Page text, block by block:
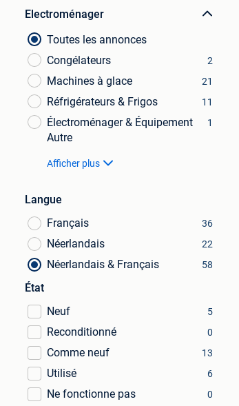
Electroménager
Toutes les annonces
Congélateurs
2
Machines à glace 21
Réfrigérateurs & Frigos 11
Électroménager & Équipement
Autre
1
Afficher plus
Langue
Français
36
Néerlandais 22
Néerlandais & Français 58
État
Neuf
5
Reconditionné 0
Comme neuf 13
Utilisé 6
Ne fonctionne pas 0